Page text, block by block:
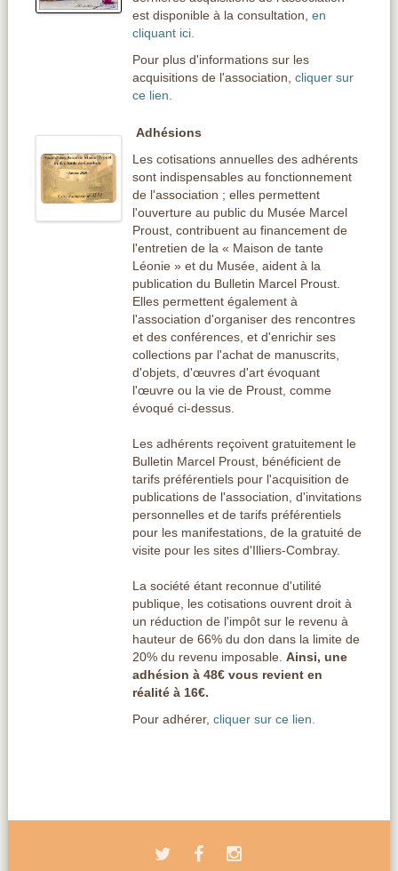
est disponible à la consultation, en
cliquant ici.
Pour plus d'informations sur les
acquisitions de l'association, cliquer sur
ce lien.
Adhésions
Les cotisations annuelles des adhérents
sont indispensables au fonctionnement
de l'association ; elles permettent
l'ouverture au public du Musée Marcel
Proust, contribuent au financement de
l'entretien de la « Maison de tante
Léonie » et du Musée, aident à la
publication du Bulletin Marcel Proust.
Elles permettent également à
l'association d'organiser des rencontres
et des conférences, et d'enrichir ses
collections par l'achat de manuscrits,
d'objets, d'œuvres d'art évoquant
l'œuvreou la vie de Proust, comme
évoqué ci-dessus.
Les adhérents reçoivent gratuitement le
Bulletin Marcel Proust, bénéficient de
tarifs préférentiels pour l'acquisition de
publications de l'association, d'invitations
personnelles et de tarifs préférentiels
pour les manifestations, de la gratuité de
visite pour les sites d'Illiers-Combray.
La société étant reconnue d'utilité
publique, les cotisations ouvrent droit à
un réduction de l'impôt sur le revenu à
hauteur de 66% du don dans la limite de
20% du revenu imposable. Ainsi, une
adhésion à 48€ vous revient en
réalité à 16€.
Pour adhérer, cliquer sur ce lien.